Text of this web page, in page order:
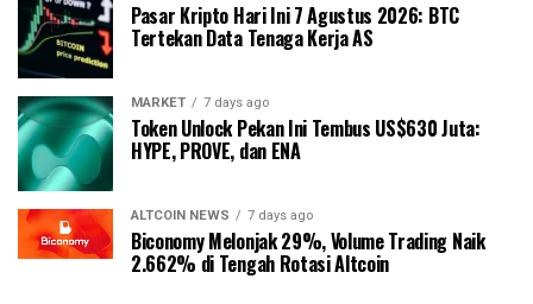
Pasar Kripto Hari Ini 7 Agustus 2026: BTC
Tertekan Data Tenaga Kerja AS
MARKET 7 days ago
Token Unlock Pekan Ini Tembus US$630 Juta:
HYPE, PROVE, dan ENA
ALTCOIN NEWS 7 days ago
Biconomy Melonjak 29%, Volume Trading Naik
2.662% di Tengah Rotasi Altcoin